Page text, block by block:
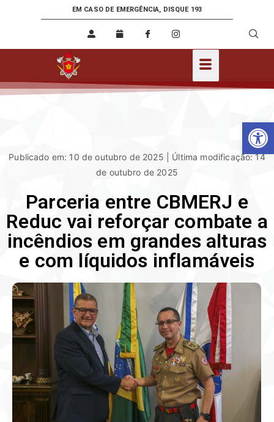
EM CASO DE EMERGÊNCIA, DISQUE 193
Publicado em: 10 de outubro de 2025 | Última modificação: 14
de outubro de 2025
Parceria entre CBMERJ e
Reduc vai reforçar combate a
incêndios em grandes alturas
e com líquidos inflamáveis